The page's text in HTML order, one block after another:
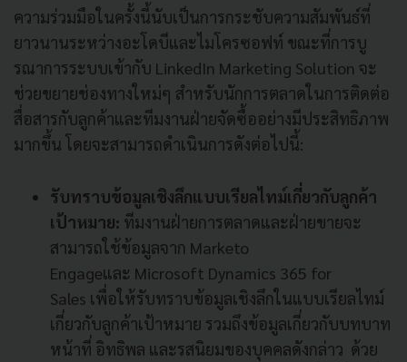
ความร่วมมือในครั้งนี้นับเป็นการกระชับความสัมพันธ์ที่
ยาวนานระหว่างอะโดบีและไมโครซอฟท์ ขณะที่การบู
รณาการระบบเข้ากับ LinkedIn Marketing Solution จะ
ช่วยขยายช่องทางใหม่ๆ สำหรับนักการตลาดในการติดต่อ
สื่อสารกับลูกค้าและทีมงานฝ่ายจัดซื้ออย่างมีประสิทธิภาพ
มากขึ้น โดยจะสามารถดำเนินการดังต่อไปนี้:
รับทราบข้อมูลเชิงลึกแบบเรียลไทม์เกี่ยวกับลูกค้า
เป้าหมาย: ทีมงานฝ่ายการตลาดและฝ่ายขายจะ
สามารถใช้ข้อมูลจาก Marketo
Engageและ Microsoft Dynamics 365 for
Sales เพื่อให้รับทราบข้อมูลเชิงลึกในแบบเรียลไทม์
เกี่ยวกับลูกค้าเป้าหมาย รวมถึงข้อมูลเกี่ยวกับบทบาท
หน้าที่ อิทธิพล และรสนิยมของบุคคลดังกล่าว ด้วย